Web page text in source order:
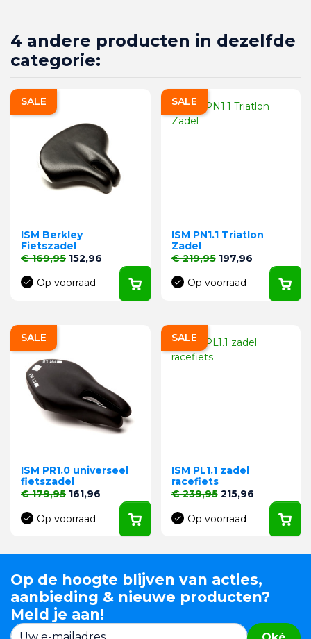
4 andere producten in dezelfde
categorie:
ISM Berkley
Fietszadel
Normale prijs
€ 169,95 Prijs
152,96
Op voorraad
SALE
ISM PN1.1 Triatlon
Zadel
Normale prijs
€ 219,95 Prijs
197,96
Op voorraad
SALE
ISM PR1.0 universeel
fietszadel
Normale prijs
€ 179,95 Prijs
161,96
Op voorraad
SALE
ISM PL1.1 zadel
racefiets
Normale prijs
€ 239,95 Prijs
215,96
Op voorraad
SALE
Op de hoogte blijven van acties,
aanbieding & nieuwe producten?
Meld je aan!